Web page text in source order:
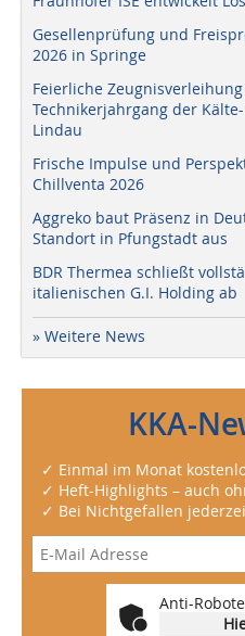
Gesellenprüfung und
2026 in Springe
Feierliche
Technikerjahrgang der
Lindau
Frische Impulse und
Chillventa 2026
Aggreko baut Präsenz in
Standort in Pfungstadt aus
BDR Thermea schließt
italienischen G.I. Holding ab
» Weitere News
KKA-
✓ Einmal im Monat
✓ Heft-Highlights – auch
✓ Bei Nichtgefallen
Anti-